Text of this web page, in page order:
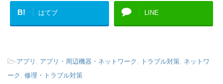
B! はてブ LINE
-アプリ アプリ・周辺機器・ネットワーク トラブル対策 ネットワ
ーク
修理・トラブル対策